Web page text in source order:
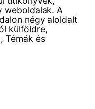
weboldalak. A
négy aloldalt
külföldre,
Témák és